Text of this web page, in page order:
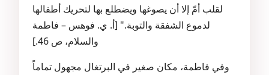
لقلب أمّ إلا أن يصوغها ويضطلع بها لتحريك أطفالها
لدموع الشفقة والتوبة." [أ. ي. فوهس – فاطمة
والسلام، ص 46.]
وفي فاطمة، مكان صغير في البرتغال مجهول تماماً